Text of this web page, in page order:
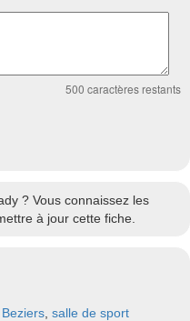
500 caractères restants
? Vous connaissez les
à jour cette fiche.
salle de sport